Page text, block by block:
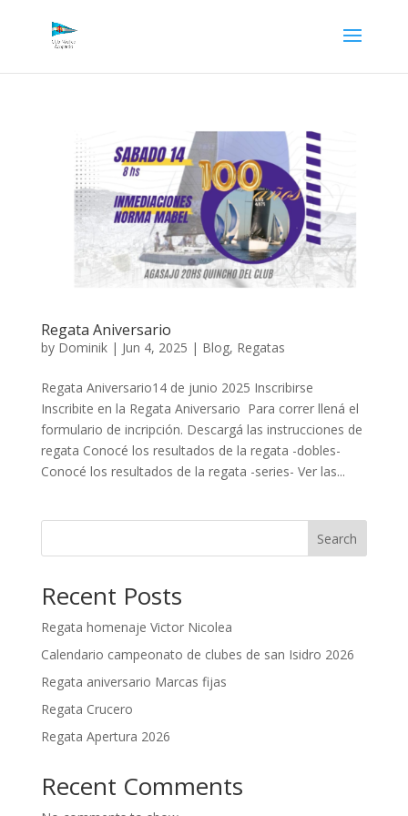
Regata Aniversario
by Dominik| Jun 4, 2025 | Blog, Regatas
Regata Aniversario14 de junio 2025 Inscribirse
Inscribite en la Regata Aniversario Para correr llená el
formulario de incripción. Descargá las instrucciones de
regata Conocé los resultados de la regata -dobles-
Conocé los resultados de la regata -series- Ver las...
Search
Recent Posts
Regata homenaje Victor Nicolea
Calendario campeonato de clubes de san Isidro 2026
Regata aniversario Marcas fijas
Regata Crucero
Regata Apertura 2026
Recent Comments